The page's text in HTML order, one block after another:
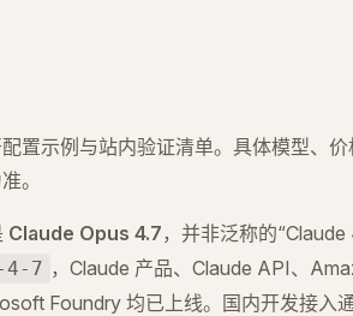
置示例与站内验证清单。具体模型、
。
Claude Opus 4.7 ，并非泛称的
4-7 ，Claude 产品、Claude API、
Foundry 均已上线。国内开发接入